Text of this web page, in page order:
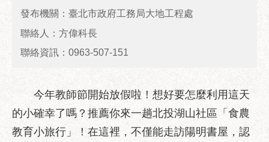
政
府
資
訊
發布機關：臺北市政府工務局大地工程處
聯絡人：方偉科長
聯絡資訊：0963-507-151
今年教師節開始放假啦！想好要怎麼利用這天
的小確幸了嗎？推薦你來一趟北投湖山社區「食農
教育小旅行」！在這裡，不僅能走訪陽明書屋，認